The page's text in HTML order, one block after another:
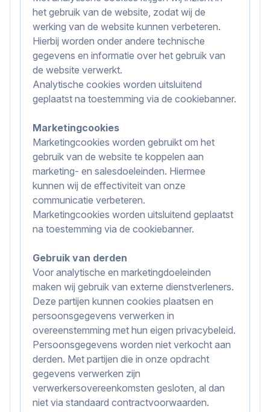
het gebruik van de website, zodat wij de
werking van de website kunnen verbeteren.
Hierbij worden onder andere technische
gegevens en informatie over het gebruik van
de website verwerkt.
Analytische cookies worden uitsluitend
geplaatst na toestemming via de cookiebanner.
Marketingcookies
Marketingcookies worden gebruikt om het
gebruik van de website te koppelen aan
marketing- en salesdoeleinden. Hiermee
kunnen wij de effectiviteit van onze
communicatie verbeteren.
Marketingcookies worden uitsluitend geplaatst
na toestemming via de cookiebanner.
Gebruik van derden
Voor analytische en marketingdoeleinden
maken wij gebruik van externe dienstverleners.
Deze partijen kunnen cookies plaatsen en
persoonsgegevens verwerken in
overeenstemming met hun eigen privacybeleid.
Persoonsgegevens worden niet verkocht aan
derden. Met partijen die in onze opdracht
gegevens verwerken zijn
verwerkersovereenkomsten gesloten, al dan
niet via standaard contractvoorwaarden.